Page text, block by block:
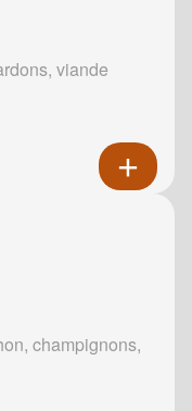
viande
champignons,